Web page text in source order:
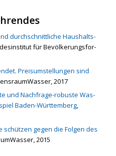
durch­schnitt­li­che Haus­halts­
für Bevöl­ke­rungs­for­
Preis­um­stel­lun­gen sind
2017
und Nach­fra­ge-robus­te Was­
Baden-Würt­tem­berg,
gegen die Fol­gen des
2015